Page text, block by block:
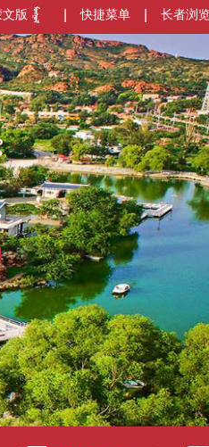
长者浏
快捷菜单
文版